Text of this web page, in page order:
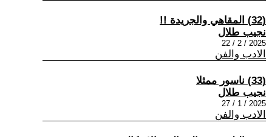
(32) المقاهي والجريدة !!
نجيب طلال
2025 / 2 / 22
الادب والفن
(33) ناسور ممثلا
نجيب طلال
2025 / 1 / 27
الادب والفن